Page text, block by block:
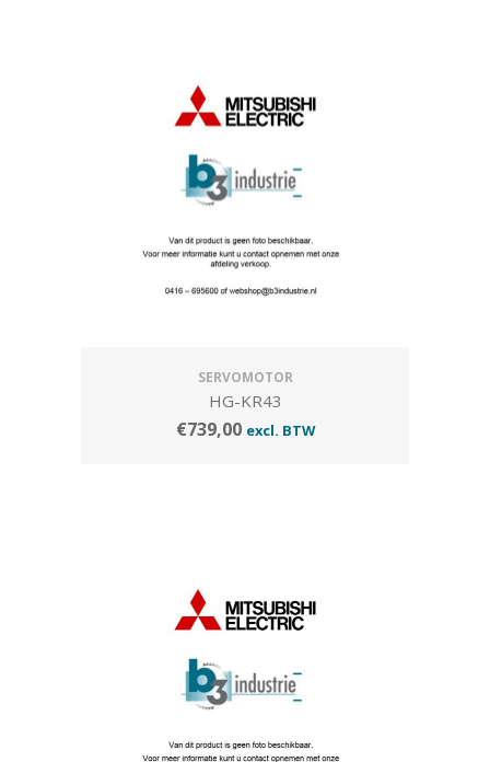
SERVOMOTOR
HG-KR43
€739,00 excl. BTW